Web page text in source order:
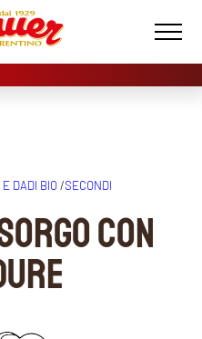
E DADI BIO/SECONDI
con